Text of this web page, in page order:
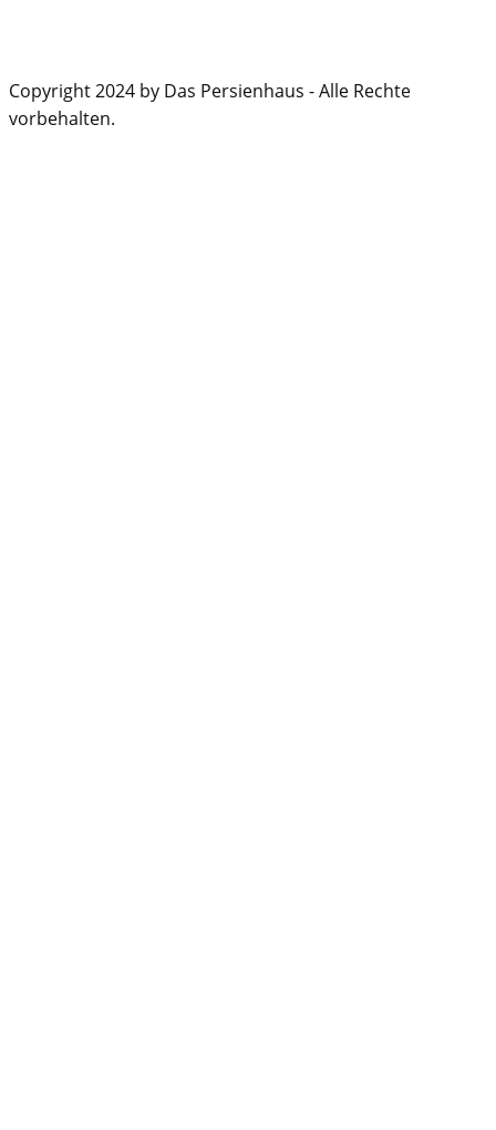
Copyright 2024 by Das Persienhaus - Alle Rechte
vorbehalten.